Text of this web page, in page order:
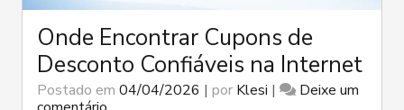
Onde Encontrar Cupons de
Desconto Confiáveis na Internet
Postado em 04/04/2026 | por Klesi |
Deixe um